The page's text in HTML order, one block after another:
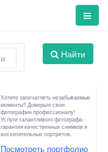
Найти
Хотите запечатлеть незабываемые
моменты? Доверьте свои
фотографии профессионалу!
Услуги талантливого фотографа -
гарантия качественных снимков и
восхитительных портретов.
Посмотреть портфолио